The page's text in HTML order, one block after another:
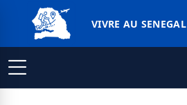
VIVRE AU SENEGAL